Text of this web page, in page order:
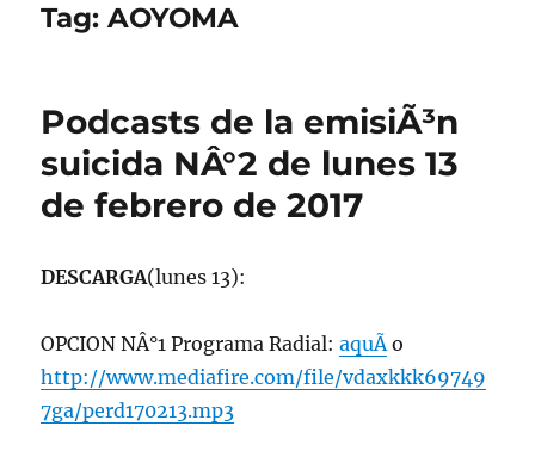
Tag:AOYOMA
Podcasts de la emisiÃ³n
suicida NÂ°2 de lunes 13
de febrero de 2017
DESCARGA(lunes 13):
OPCION NÂ°1 Programa Radial:aquÃ­o
http://www.mediafire.com/file/vdaxkkk69749
7ga/perd170213.mp3